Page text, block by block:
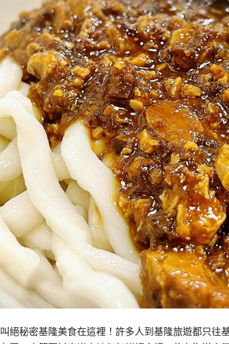
絕秘密基隆美食在這裡！許多人到基隆旅遊都只往